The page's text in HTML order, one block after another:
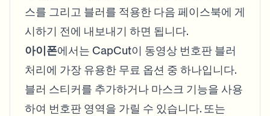
스를 그리고 블러를 적용한 다음 페이스북에 게
시하기 전에 내보내기 하면 됩니다.
아이폰에서는 CapCut이 동영상 번호판 블러
처리에 가장 유용한 무료 옵션 중 하나입니다.
블러 스티커를 추가하거나 마스크 기능을 사용
하여 번호판 영역을 가릴 수 있습니다. 또는